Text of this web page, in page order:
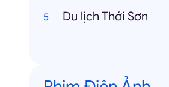
Du lịch Thới Sơn